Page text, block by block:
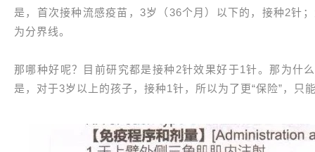
是，首次接种流感疫苗，3岁（36个月）以下的，接种2针
为分界线。
那哪种好呢？目前研究都是接种2针效果好于1针。那为什
是，对于3岁以上的孩子，接种1针，所以为了更“保险”，只